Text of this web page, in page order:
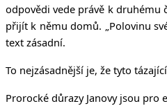
odpovědi vede právě k druhému
přijít k němu domů. „Polovinu
text zásadní.
To nejzásadnější je, že tyto
Prorocké důrazy Janovy jsou